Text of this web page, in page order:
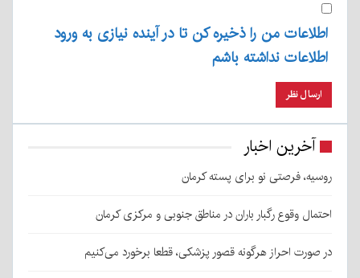
اطلاعات من را ذخیره کن تا در آینده نیازی به ورود
اطلاعات نداشته باشم
آخرین اخبار
روسیه، فرصتی نو برای پسته کرمان
احتمال وقوع رگبار باران در مناطق جنوبی و مرکزی کرمان
در صورت احراز هرگونه قصور پزشکی، قطعا برخورد می‌کنیم